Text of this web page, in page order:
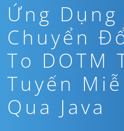
Ứng Dụng
Chuyển
To DOTM
Tuyến
Qua Java